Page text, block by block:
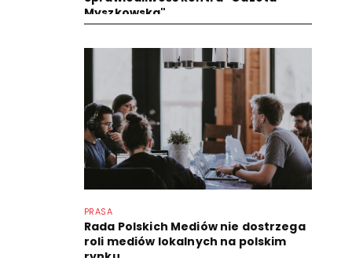
Myszkowska"
PRASA
Rada Polskich Mediów nie dostrzega
roli mediów lokalnych na polskim
rynku